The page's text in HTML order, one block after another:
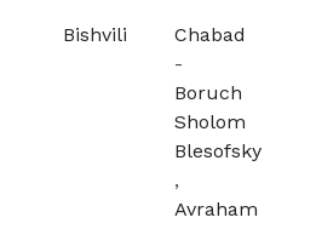
Bishvili
Chabad
-
Boruch
Sholom
Blesofsky
,
Avraham